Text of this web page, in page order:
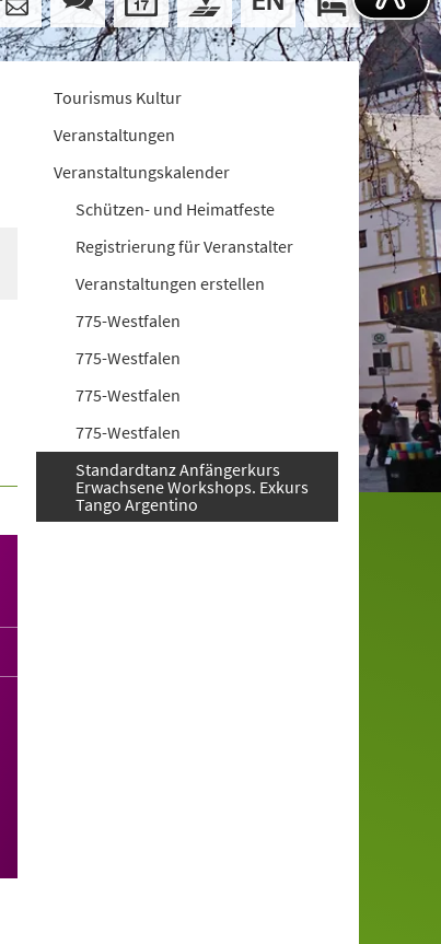
Tourismus Kultur
Veranstaltungen
Veranstaltungskalender
Schützen- und Heimatfeste
Registrierung für Veranstalter
Veranstaltungen erstellen
775-Westfalen
775-Westfalen
775-Westfalen
775-Westfalen
Standardtanz Anfängerkurs
Erwachsene Workshops. Exkurs
Tango Argentino